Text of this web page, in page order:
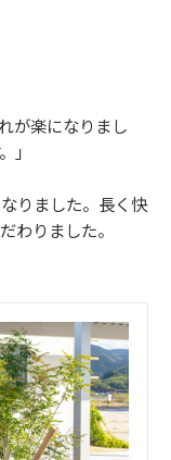
が楽になりまし
」
りました。長く快
わりました。